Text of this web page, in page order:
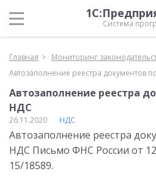
Система
Главная Мониторинг
Автозаполнение реестра документов
Автозаполнение реестра
НДС
26.11.2020 НДС
Автозаполнение реестра
НДС Письмо ФНС России от
15/18589.